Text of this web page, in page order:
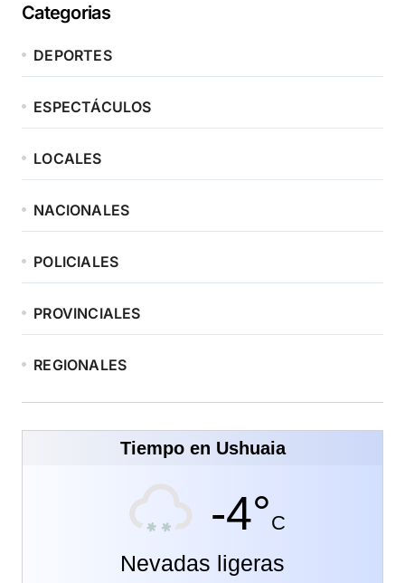
Categorias
DEPORTES
ESPECTÁCULOS
LOCALES
NACIONALES
POLICIALES
PROVINCIALES
REGIONALES
Tiempo en Ushuaia
-4°C
Nevadas ligeras